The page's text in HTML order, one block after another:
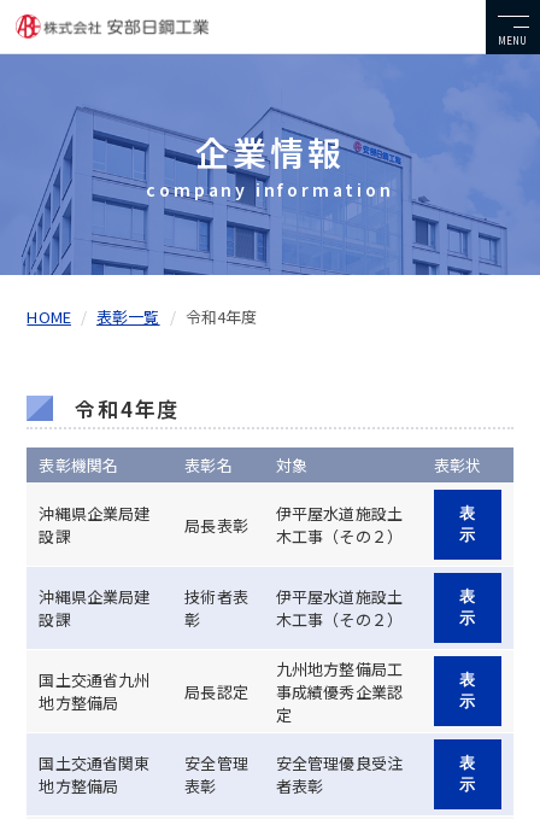
MENU
企業情報
company information
HOME 表彰一覧 令和4年度
令和4年度
表彰機関名 表彰名 対象 表彰状
沖縄県企業局建
設課
局長表彰
伊平屋水道施設土
木工事（その２）
表
示
沖縄県企業局建
設課
技術者表
彰
伊平屋水道施設土
木工事（その２）
表
示
国土交通省九州
地方整備局
局長認定
九州地方整備局工
事成績優秀企業認
定
表
示
国土交通省関東
地方整備局
安全管理
表彰
安全管理優良受注
者表彰
表
示